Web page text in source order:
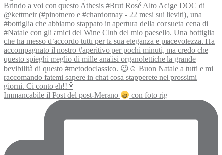
Immancabile il Post del post-Merano con foto rig